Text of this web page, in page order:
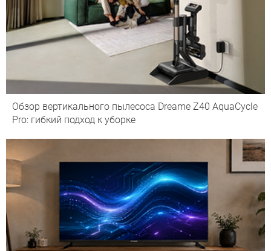
Обзор вертикального пылесоса Dreame Z40 AquaCycle
Pro: гибкий подход к уборке